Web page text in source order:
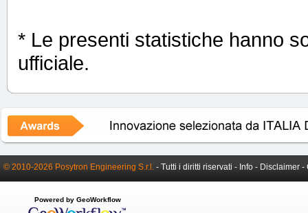
* Le presenti statistiche hanno
ufficiale.
© 2010-2026 Posytron Engineering S.r.l. - Tutti i diritti riservati - Info - Disclaimer -
Powered by GeoWorkflow